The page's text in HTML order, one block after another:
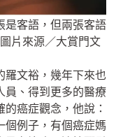
是客語，但兩張客語
片來源／大賞門文
羅文裕，幾年下來也
員、得到更多的醫療
癌症觀念，他說：
個例子，有個癌症媽